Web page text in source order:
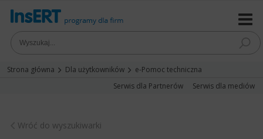
Strona główna Dla użytkowników
e-Pomoc techniczna
Serwis dla Partnerów
Serwis dla mediów
Wróć do wyszukiwarki